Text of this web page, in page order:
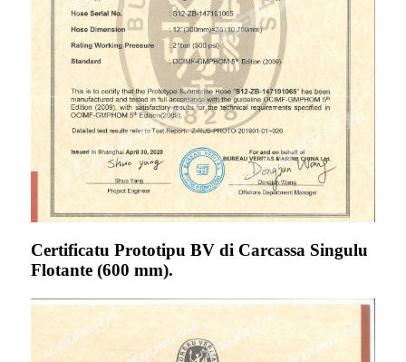
Certificatu Prototipu BV di Carcassa Singulu
Flotante (600 mm).